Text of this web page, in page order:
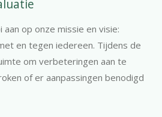
op onze missie en visie:
en tegen iedereen. Tijdens de
om verbeteringen aan te
of er aanpassingen benodigd